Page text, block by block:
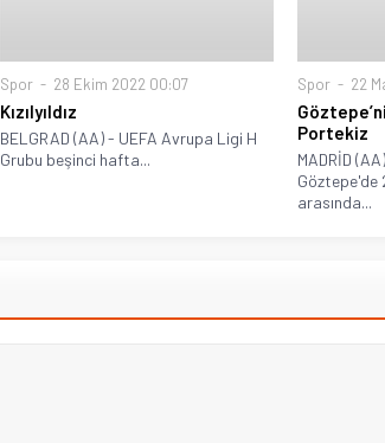
Spor 28 Ekim 2022 00:07
Kızılyıldız
BELGRAD (AA) - UEFA Avrupa Ligi H
Grubu beşinci hafta...
Spor 22
Portekiz
MADRİD
Göztepe'de
arasında...